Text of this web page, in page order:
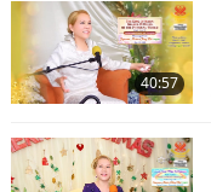
40:57